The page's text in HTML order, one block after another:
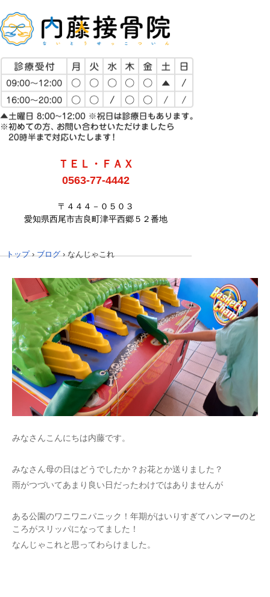
ＴＥＬ・ＦＡＸ
0563-77-4442
〒４４４－０５０３
愛知県西尾市吉良町津平西郷５２番地
トップ › ブログ › なんじゃこれ
みなさんこんにちは内藤です。
みなさん母の日はどうでしたか？お花とか送りました？
雨がつづいてあまり良い日だったわけではありませんが
ある公園のワニワニパニック！年期がはいりすぎてハンマーのと
ころがスリッパになってました！
なんじゃこれと思ってわらけました。